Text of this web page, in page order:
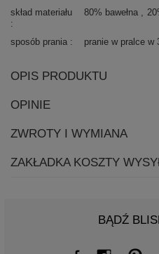
skład materiału 80% bawełna
sposób prania pranie w pralce w
OPIS PRODUKTU
OPINIE
ZWROTY I WYMIANA
ZAKŁADKA KOSZTY
BĄDŹ